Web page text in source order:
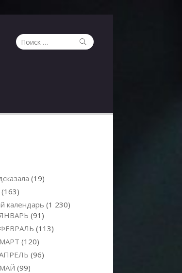
Поиск
по:
Поиск
(19)
(163)
календарь (1 230)
(91)
(113)
(120)
(96)
(99)